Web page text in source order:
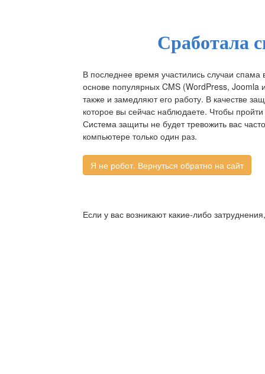
Сработала
В последнее время участились случаи
основе популярных CMS (WordPress, Joomla
также и замедляют его работу. В качестве
которое вы сейчас наблюдаете. Чтобы
Система защиты не будет тревожить вас
компьютере только один раз.
Если у вас возникают какие-либо